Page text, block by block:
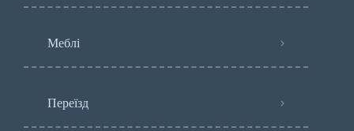
Меблі
Переїзд